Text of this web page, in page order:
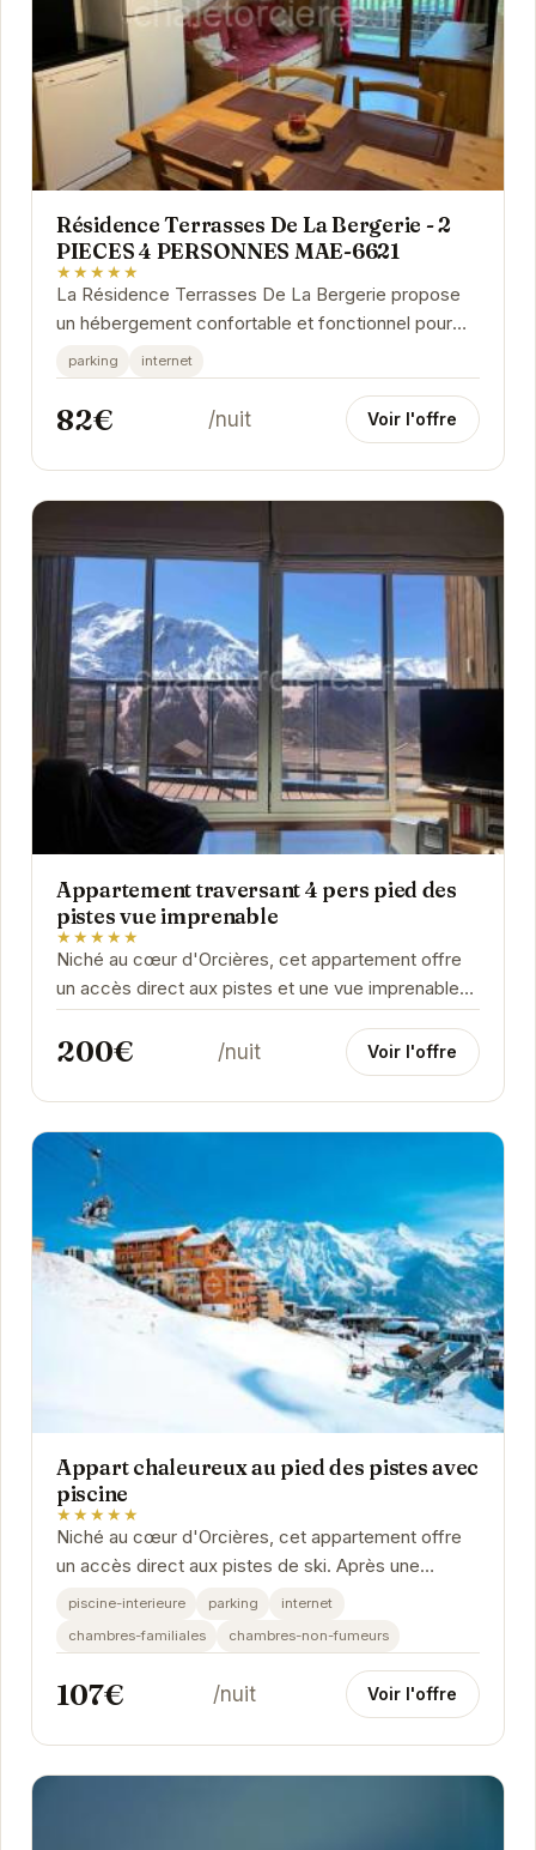
Résidence Terrasses De La Bergerie - 2
PIECES 4 PERSONNES MAE-6621
★★★★★
La Résidence Terrasses De La Bergerie propose
un hébergement confortable et fonctionnel pour
des vacances réussies à la montagne.
parking internet
82€ /nuit Voir l'offre
Appartement traversant 4 pers pied des
pistes vue imprenable
★★★★★
Niché au cœur d'Orcières, cet appartement offre
un accès direct aux pistes et une vue imprenable
sur les montagnes. Son aménagement
confortable...
200€ /nuit Voir l'offre
Appart chaleureux au pied des pistes avec
piscine
★★★★★
Niché au cœur d'Orcières, cet appartement offre
un accès direct aux pistes de ski. Après une
journée sur les pistes, détendez-vous dans la...
piscine-interieure parking
internet
chambres-familiales
chambres-non-fumeurs
107€ /nuit Voir l'offre